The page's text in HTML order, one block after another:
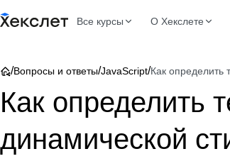
Все курсы О Хекслете
/Вопросы и ответы/JavaScript/Как определить
Как определить
динамической